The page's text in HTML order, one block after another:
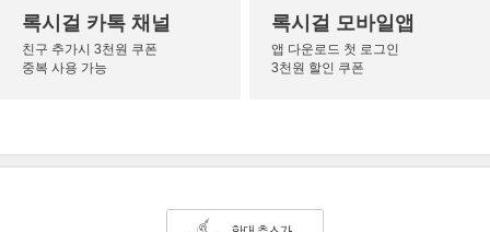
록시걸 카톡 채널
친구 추가시 3천원 쿠폰
중복 사용 가능
록시걸 모바일앱
앱 다운로드 첫 로그인
3천원 할인 쿠폰